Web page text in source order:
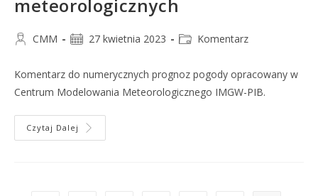
meteorologicznych
CMM 27 kwietnia 2023 Komentarz
Komentarz do numerycznych prognoz pogody opracowany w
Centrum Modelowania Meteorologicznego IMGW-PIB.
Czytaj Dalej